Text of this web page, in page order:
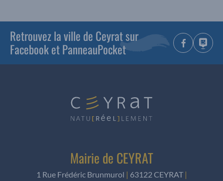
Retrouvez la ville de Ceyrat sur
Facebook et PanneauPocket
Mairie de CEYRAT
1 Rue Frédéric Brunmurol | 63122 CEYRAT |